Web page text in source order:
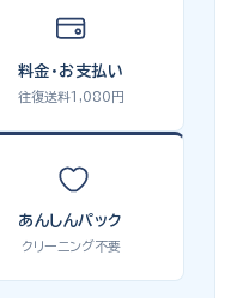
料金・お支払い
往復送料1,080円
あんしんパック
クリーニング不要